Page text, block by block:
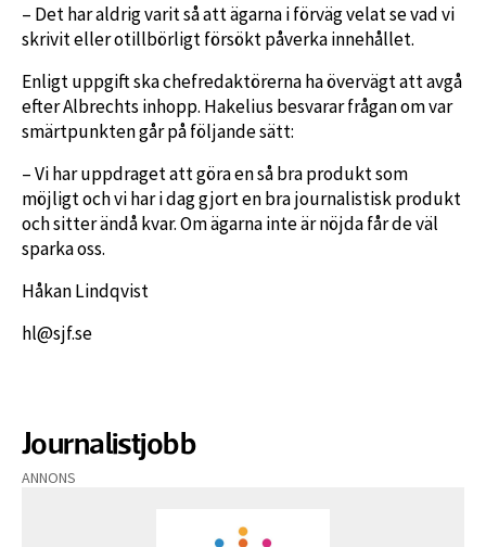
– Det har aldrig varit så att ägarna i förväg velat se vad vi
skrivit eller otillbörligt försökt påverka innehållet.
Enligt uppgift ska chefredaktörerna ha övervägt att avgå
efter Albrechts inhopp. Hakelius besvarar frågan om var
smärtpunkten går på följande sätt:
– Vi har uppdraget att göra en så bra produkt som
möjligt och vi har i dag gjort en bra journalistisk produkt
och sitter ändå kvar. Om ägarna inte är nöjda får de väl
sparka oss.
Håkan Lindqvist
hl@sjf.se
Journalistjobb
ANNONS